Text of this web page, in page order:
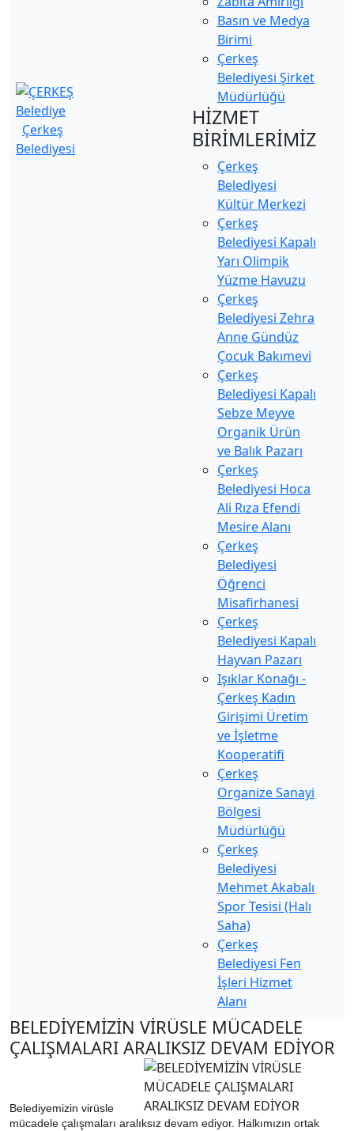
Çerkeş
Belediyesi
Basın ve Medya
Birimi
Çerkeş
Belediyesi Şirket
Müdürlüğü
HİZMET
BİRİMLERİMİZ
Çerkeş
Belediyesi
Kültür Merkezi
Çerkeş
Belediyesi Kapalı
Yarı Olimpik
Yüzme Havuzu
Çerkeş
Belediyesi Zehra
Anne Gündüz
Çocuk Bakımevi
Çerkeş
Belediyesi Kapalı
Sebze Meyve
Organik Ürün
ve Balık Pazarı
Çerkeş
Belediyesi Hoca
Ali Rıza Efendi
Mesire Alanı
Çerkeş
Belediyesi
Öğrenci
Misafirhanesi
Çerkeş
Belediyesi Kapalı
Hayvan Pazarı
Işıklar Konağı -
Çerkeş Kadın
Girişimi Üretim
ve İşletme
Kooperatifi
Çerkeş
Organize Sanayi
Bölgesi
Müdürlüğü
Çerkeş
Belediyesi
Mehmet Akabalı
Spor Tesisi (Halı
Saha)
Çerkeş
Belediyesi Fen
İşleri Hizmet
Alanı
BELEDİYEMİZİN VİRÜSLE MÜCADELE
ÇALIŞMALARI ARALIKSIZ DEVAM EDİYOR
Belediyemizin virüsle
mücadele çalışmaları aralıksız devam ediyor. Halkımızın ortak